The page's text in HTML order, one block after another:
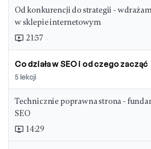
Od konkurencji do strategii -
w sklepie internetowym
ondemand_video 21:37
Co działa w SEO i od czego zacząć
5 lekcji
Technicznie poprawna strona -
SEO
ondemand_video 14:29